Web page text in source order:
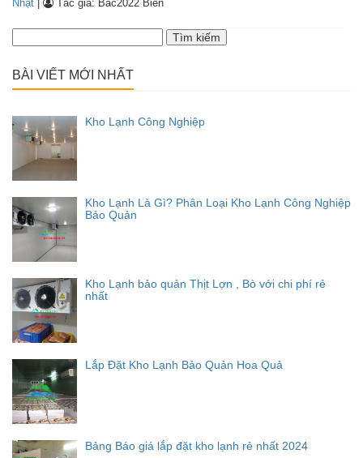
Nhật
Tác giả: Bac2022 Bien
kiếm
BÀI VIẾT MỚI NHẤT
Kho Lạnh Công Nghiệp
Kho Lạnh Là Gì? Phân Loại Kho Lạnh Công Nghiệp
Bảo Quản
Kho Lạnh bảo quản Thịt Lợn , Bò với chi phí rẻ
nhất
Lắp Đặt Kho Lạnh Bảo Quản Hoa Quả
Bảng Báo giá lắp đặt kho lạnh rẻ nhất 2024